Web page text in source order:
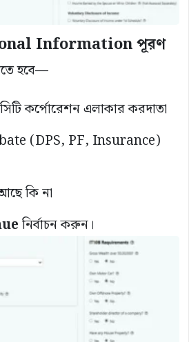
Information পূরণ
হবে—
কর্পোরেশন এলাকার করদাতা
(DPS, PF, Insurance)
কি না
নির্বাচন করুন।